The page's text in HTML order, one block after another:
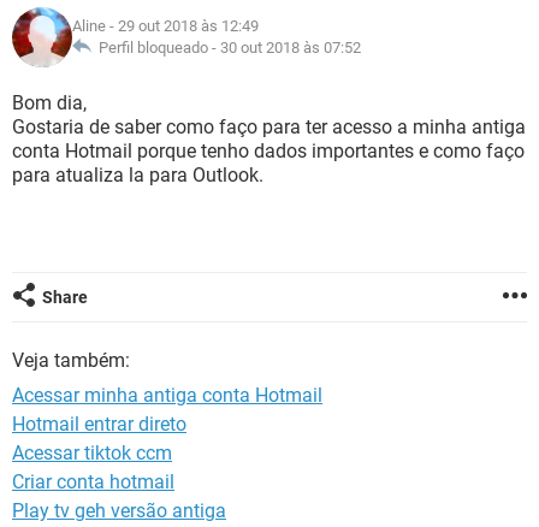
GUIA DE COMPRAS
INSTAGRAM
GUIA DE COMPRAS
CELULAR
OUTLOOK EXCEL
INSTAGRAM
GUIA DE COMPRAS
JOGOS
CELULAR
OUTLOOK
INSTAGRAM GMAIL
GLOSSÁRIO
JOGOS
CELULAR FACEBOOK
OUTLOOK
Aline - 29 out 2018 às 12:49
Perfil bloqueado - 30 out 2018 às 07:52
Bom dia,
Gostaria de saber como faço para ter acesso a minha antiga
conta Hotmail porque tenho dados importantes e como faço
para atualiza la para Outlook.
Share
Veja também:
Acessar minha antiga conta Hotmail
Hotmail entrar direto
Acessar tiktok ccm
Criar conta hotmail
Play tv geh versão antiga